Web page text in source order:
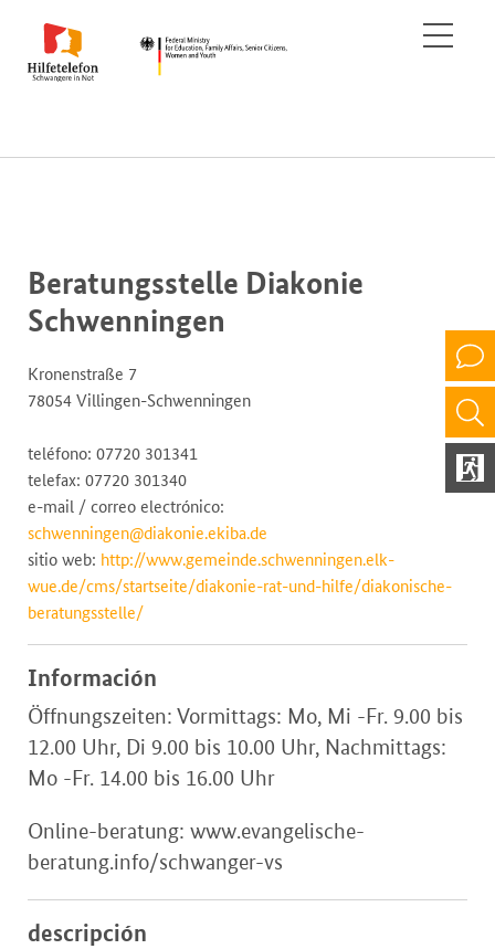
Beratungsstelle Diakonie
Schwenningen
Kronenstraße 7
78054 Villingen-Schwenningen
teléfono: 07720 301341
telefax: 07720 301340
e-mail / correo electrónico:
schwenningen@diakonie.ekiba.de
sitio web: http://www.gemeinde.schwenningen.elk-
wue.de/cms/startseite/diakonie-rat-und-hilfe/diakonische-
beratungsstelle/
Información
Öffnungszeiten: Vormittags: Mo, Mi -Fr. 9.00 bis
12.00 Uhr, Di 9.00 bis 10.00 Uhr, Nachmittags:
Mo -Fr. 14.00 bis 16.00 Uhr
Online-beratung: www.evangelische-
beratung.info/schwanger-vs
descripción